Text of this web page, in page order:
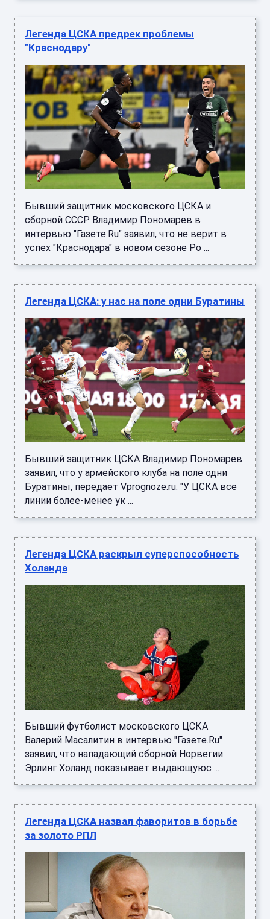
Легенда ЦСКА предрек проблемы
"Краснодару"
Бывший защитник московского ЦСКА и
сборной СССР Владимир Пономарев в
интервью "Газете.Ru" заявил, что не верит в
успех "Краснодара" в новом сезоне Ро ...
Легенда ЦСКА: у нас на поле одни Буратины
Бывший защитник ЦСКА Владимир Пономарев
заявил, что у армейского клуба на поле одни
Буратины, передает Vprognoze.ru. "У ЦСКА все
линии более-менее ук ...
Легенда ЦСКА раскрыл суперспособность
Холанда
Бывший футболист московского ЦСКА
Валерий Масалитин в интервью "Газете.Ru"
заявил, что нападающий сборной Норвегии
Эрлинг Холанд показывает выдающуюс ...
Легенда ЦСКА назвал фаворитов в борьбе
за золото РПЛ